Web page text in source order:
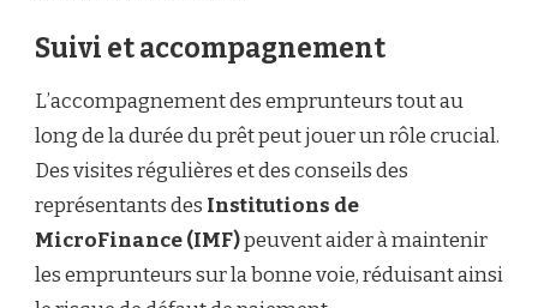
Suivi et accompagnement
L’accompagnement des emprunteurs tout au
long de la durée du prêt peut jouer un rôle crucial.
Des visites régulières et des conseils des
représentants des Institutions de
MicroFinance (IMF)peuvent aider à maintenir
les emprunteurs sur la bonne voie, réduisant ainsi